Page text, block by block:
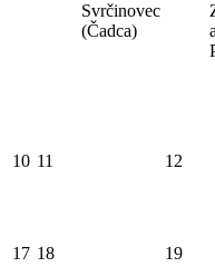
Svrčinovec
(Čadca)
10 11 12
17 18 19